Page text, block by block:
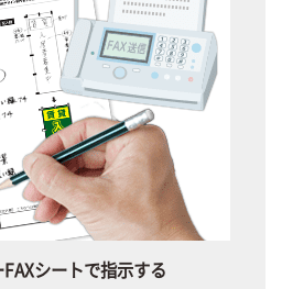
シートで指示する